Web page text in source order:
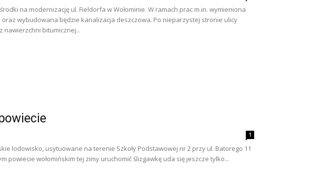
na modernizację ul. Fieldorfa w Wołominie. W ramach prac m.in. wymieniona
wybudowana będzie kanalizacja deszczowa. Po nieparzystej stronie ulicy
nawierzchni bitumicznej...
1
lodowisko, usytuowane na terenie Szkoły Podstawowej nr 2 przy ul. Batorego 11
powiecie wołomińskim tej zimy uruchomić ślizgawkę uda się jeszcze tylko...